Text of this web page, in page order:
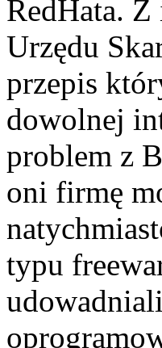
RedHata.
Urzędu
przepis
dowolnej
problem z
oni firmę
typu